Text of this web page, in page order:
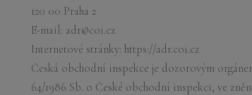
120 00 Praha 2
E-mail: adr@coi.cz
Internetové stránky: https://adr.coi.cz
Česká obchodní inspekce je dozorovým
64/1986 Sb. o České obchodní inspekci, ve